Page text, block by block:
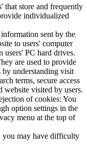
that store and frequently
individualized
sent by the
to users' computer
users' PC hard drives.
are used to provide
understanding visit
terms, secure access
website visited by users.
of cookies: You
option settings in the
menu at the top of
you may have difficulty